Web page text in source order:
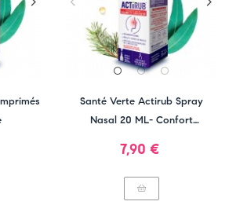
Santé Verte Actirub Spray
Nasal 20 ML- Confort
Prix
7,90 €